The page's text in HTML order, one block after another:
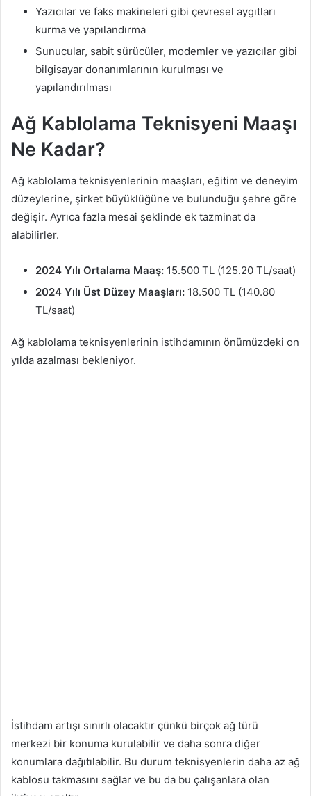
Yazıcılar ve faks makineleri gibi çevresel aygıtları
kurma ve yapılandırma
Sunucular, sabit sürücüler, modemler ve yazıcılar gibi
bilgisayar donanımlarının kurulması ve
yapılandırılması
Ağ Kablolama Teknisyeni Maaşı
Ne Kadar?
Ağ kablolama teknisyenlerinin maaşları, eğitim ve deneyim
düzeylerine, şirket büyüklüğüne ve bulunduğu şehre göre
değişir. Ayrıca fazla mesai şeklinde ek tazminat da
alabilirler.
2024 Yılı Ortalama Maaş: 15.500 TL (125.20 TL/saat)
2024 Yılı Üst Düzey Maaşları: 18.500 TL (140.80
TL/saat)
Ağ kablolama teknisyenlerinin istihdamının önümüzdeki on
yılda azalması bekleniyor.
İstihdam artışı sınırlı olacaktır çünkü birçok ağ türü
merkezi bir konuma kurulabilir ve daha sonra diğer
konumlara dağıtılabilir. Bu durum teknisyenlerin daha az ağ
kablosu takmasını sağlar ve bu da bu çalışanlara olan